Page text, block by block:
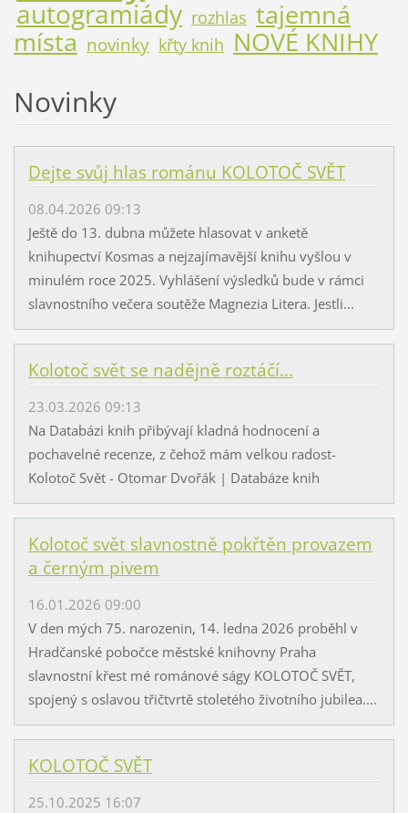
autogramiády rozhlas tajemná
místa novinky křty knih NOVÉ KNIHY
Novinky
Dejte svůj hlas románu KOLOTOČ SVĚT
08.04.2026 09:13
Ještě do 13. dubna můžete hlasovat v anketě
knihupectví Kosmas a nejzajímavější knihu vyšlou v
minulém roce 2025. Vyhlášení výsledků bude v rámci
slavnostního večera soutěže Magnezia Litera. Jestli...
Kolotoč svět se nadějně roztáčí...
23.03.2026 09:13
Na Databázi knih přibývají kladná hodnocení a
pochavelné recenze, z čehož mám velkou radost-
Kolotoč Svět - Otomar Dvořák | Databáze knih
Kolotoč svět slavnostně pokřtěn provazem
a černým pivem
16.01.2026 09:00
V den mých 75. narozenin, 14. ledna 2026 proběhl v
Hradčanské pobočce městské knihovny Praha
slavnostní křest mé románové ságy KOLOTOČ SVĚT,
spojený s oslavou třičtvrtě stoletého životního jubilea....
KOLOTOČ SVĚT
25.10.2025 16:07